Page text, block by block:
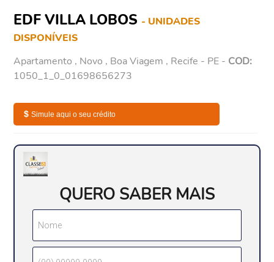
EDF VILLA LOBOS - UNIDADES
DISPONÍVEIS
Apartamento , Novo , Boa Viagem , Recife - PE - COD:
1050_1_0_01698656273
$ Simule aqui o seu crédito
QUERO SABER MAIS